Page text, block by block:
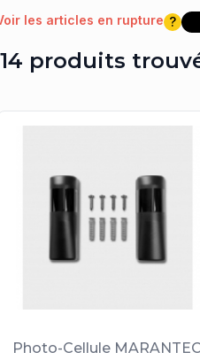
et non-complexe, visant
des autres
les articles en rupture ?
14 produits
Photo-Cellule MARANTEC